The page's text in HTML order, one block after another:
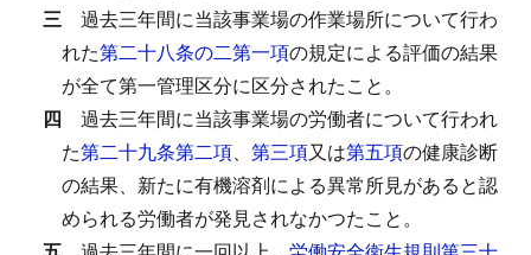
三
過去三年間に当該事業場の作業場所について行わ
れた第二十八条の二第一項の規定による評価の結果
が全て第一管理区分に区分されたこと。
四
過去三年間に当該事業場の労働者について行われ
た第二十九条第二項、 第三項又は第五項の健康診断
の結果、新たに有機溶剤による異常所見があると認
められる労働者が発見されなかつたこと。